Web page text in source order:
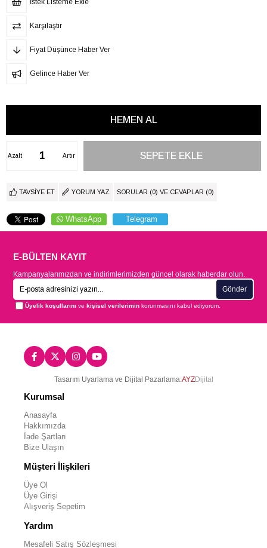
İstek Listeme Ekle
Karşılaştır
Fiyat Düşünce Haber Ver
Gelince Haber Ver
Artır
Azalt
TAVSIYE ET YORUM YAZ SORULAR (0) VE CEVAPLAR (0)
WhatsApp Telegram
E-BÜLTEN KAYIT
Kampanyalarımızdan ve indirimlerimizden güncel olarak haberdar olun.
Gönder
Üyelik koşullarını vekişisel verilerimin korunmasını kabul ediyorum.
Tasarım Uyarlama ve Dijital Pazarlama:AYZDijital
Kurumsal
Anasayfa
Hakkımızda
İade Şartları
Bize Ulaşın
Müşteri İlişkileri
Üye Ol
Üye Girişi
Alışveriş Sepetim
Yardım
Mesafeli Satış Sözleşmesi